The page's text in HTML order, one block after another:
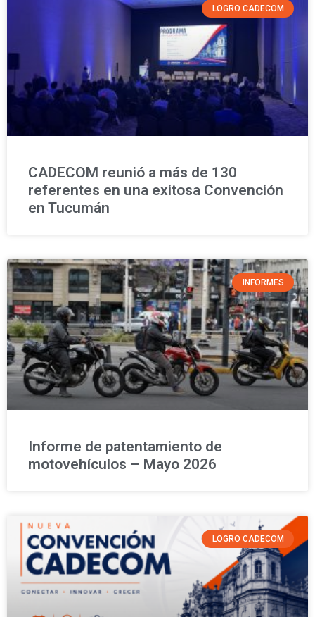
LOGRO CADECOM
CADECOM reunió a más de 130
referentes en una exitosa Convención
en Tucumán
INFORMES
Informe de patentamiento de
motovehículos – Mayo 2026
LOGRO CADECOM